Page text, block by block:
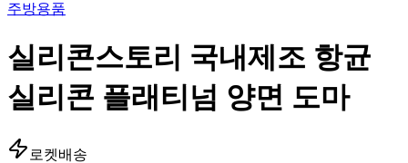
주방용품
실리콘스토리 국내제조 항균
실리콘 플래티넘 양면 도마
로켓배송